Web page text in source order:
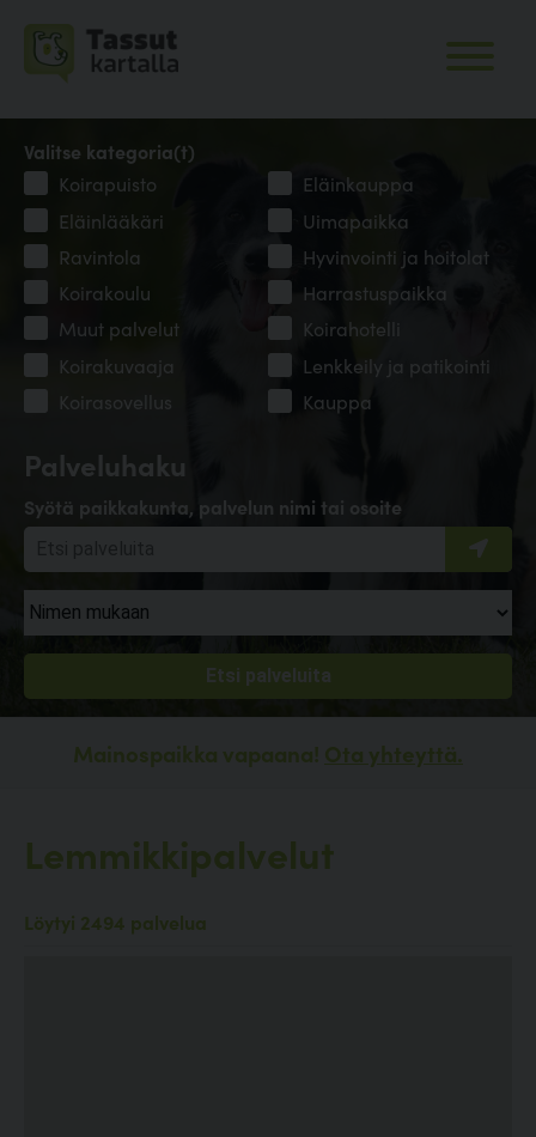
Palveluhaku
Syötä paikkakunta, palvelun nimi tai osoite
Valitse kategoria(t)
Koirapuisto
Eläinkauppa
Eläinlääkäri
Uimapaikka
Ravintola
Hyvinvointi ja hoitolat
Koirakoulu
Harrastuspaikka
Muut palvelut
Koirahotelli
Koirakuvaaja
Lenkkeily ja patikointi
Koirasovellus
Kauppa
Mainospaikka vapaana! Ota yhteyttä.
Lemmikkipalvelut
Löytyi 2494 palvelua